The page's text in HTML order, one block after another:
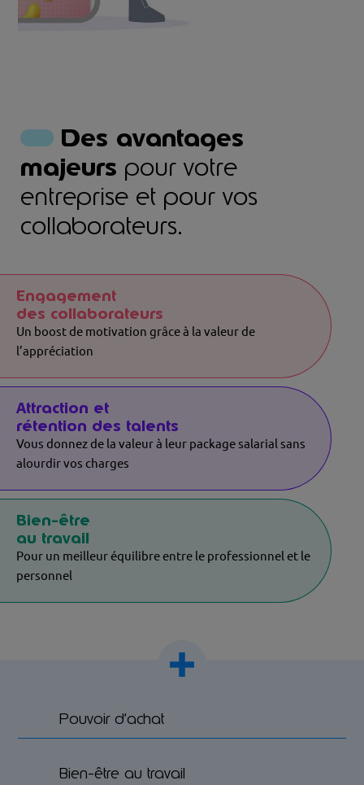
2:03
Des avantages
majeurs pour votre
entreprise et pour vos
collaborateurs.
Engagement
des collaborateurs
Un boost de motivation grâce à la valeur de
l’appréciation
Attraction et
rétention des talents
Vous donnez de la valeur à leur package salarial sans
alourdir vos charges
Bien-être
au travail
Pour un meilleur équilibre entre le professionnel et le
personnel
Pouvoir d’achat
Bien-être au travail